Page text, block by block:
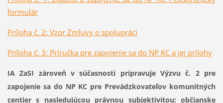
formulár
Príloha č. 2: Vzor Zmluvy o spolupráci
Príloha č. 3: Príručka pre zapojenie sa do NP KC a jej prílohy
IA ZaSI zároveň v súčasnosti pripravuje Výzvu č. 2 pre
zapojenie sa do NP KC pre Prevádzkovateľov komunitných
centier s nasledujúcou právnou subjektivitou: občianske